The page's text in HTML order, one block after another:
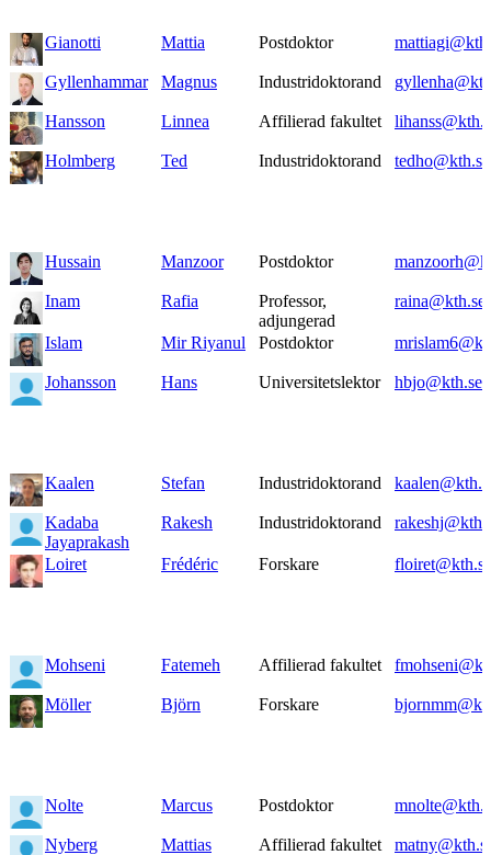
Gianotti Mattia Postdoktor
Gyllenhammar Magnus Industridoktorand
Hansson Linnea Affilierad fakultet
Holmberg Ted Industridoktorand tedho@kth.se
Hussain Manzoor Postdoktor
Inam Rafia
Professor,
adjungerad
raina@kth.se
Islam Mir Riyanul Postdoktor
Johansson Hans Universitetslektor hbjo@kth.se
Kaalen Stefan Industridoktorand
Kadaba
Jayaprakash
Rakesh Industridoktorand
Loiret Frédéric Forskare floiret@kth.se
Mohseni Fatemeh Affilierad fakultet
Möller Björn Forskare
Nolte Marcus Postdoktor
Nyberg Mattias Affilierad fakultet